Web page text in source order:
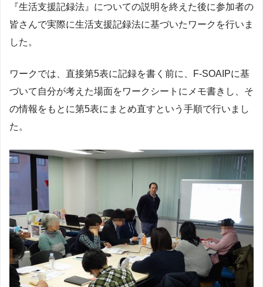
『生活支援記録法』についての説明を終えた後に参加者の
皆さんで実際に生活支援記録法に基づいたワークを行いま
した。
ワークでは、直接第5表に記録を書く前に、F-SOAIPに基
づいて自分が考えた場面をワークシートにメモ書きし、そ
の情報をもとに第5表にまとめ直すという手順で行いまし
た。